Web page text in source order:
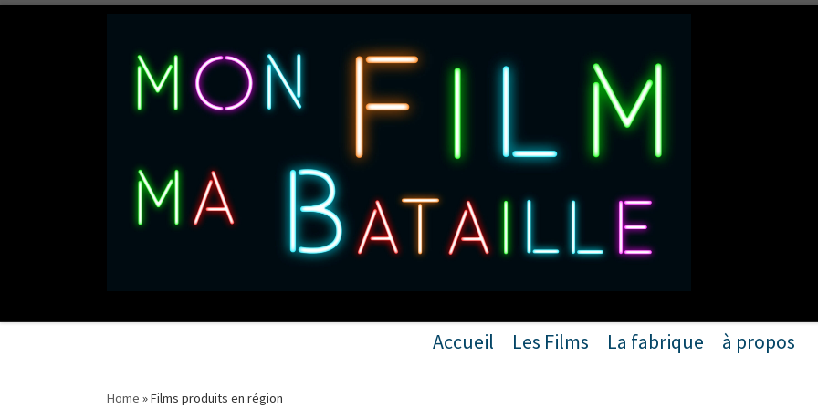
Accueil Les Films La fabrique à propos
Home »Films produits en région